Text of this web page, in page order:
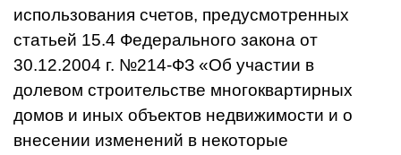
использования счетов, предусмотренных
статьей 15.4 Федерального закона от
30.12.2004 г. №214-ФЗ «Об участии в
долевом строительстве многоквартирных
домов и иных объектов недвижимости и о
внесении изменений в некоторые